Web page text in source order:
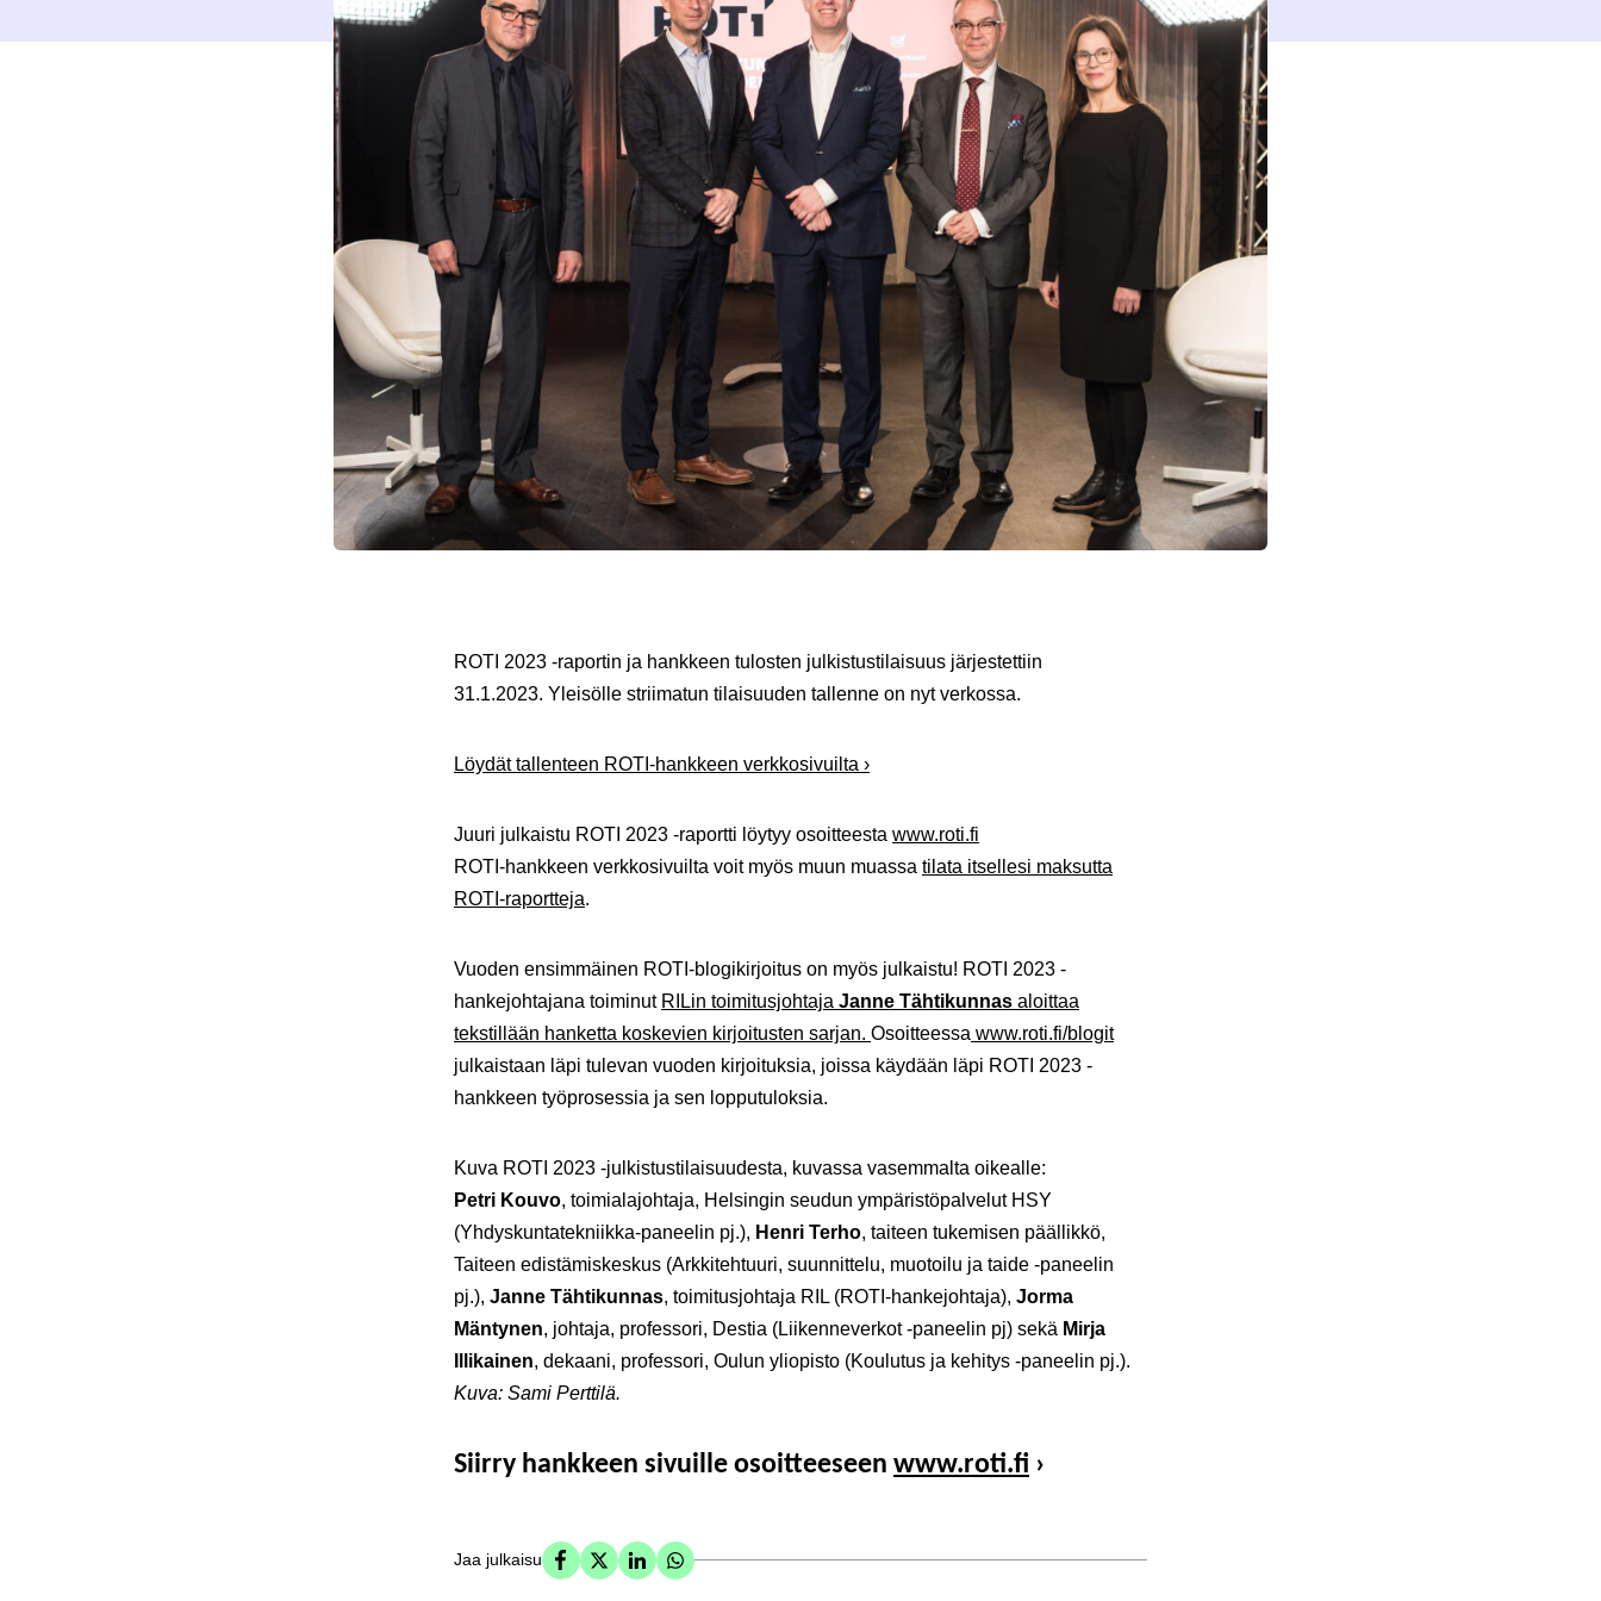
ROTI 2023 -raportin ja hankkeen tulosten julkistustilaisuus järjestettiin
31.1.2023. Yleisölle striimatun tilaisuuden tallenne on nyt verkossa.
Löydät tallenteen ROTI-hankkeen verkkosivuilta ›
Juuri julkaistu ROTI 2023 -raportti löytyy osoitteesta www.roti.fi
ROTI-hankkeen verkkosivuilta voit myös muun muassa tilata itsellesi maksutta
ROTI-raportteja.
Vuoden ensimmäinen ROTI-blogikirjoitus on myös julkaistu! ROTI 2023 -
hankejohtajana toiminut RILin toimitusjohtaja Janne Tähtikunnas aloittaa
tekstillään hanketta koskevien kirjoitusten sarjan. Osoitteessa www.roti.fi/blogit
julkaistaan läpi tulevan vuoden kirjoituksia, joissa käydään läpi ROTI 2023 -
hankkeen työprosessia ja sen lopputuloksia.
Kuva ROTI 2023 -julkistustilaisuudesta, kuvassa vasemmalta oikealle:
Petri Kouvo, toimialajohtaja, Helsingin seudun ympäristöpalvelut HSY
(Yhdyskuntatekniikka-paneelin pj.), Henri Terho, taiteen tukemisen päällikkö,
Taiteen edistämiskeskus (Arkkitehtuuri, suunnittelu, muotoilu ja taide -paneelin
pj.), Janne Tähtikunnas, toimitusjohtaja RIL (ROTI-hankejohtaja), Jorma
Mäntynen, johtaja, professori, Destia (Liikenneverkot -paneelin pj) sekä Mirja
Illikainen, dekaani, professori, Oulun yliopisto (Koulutus ja kehitys -paneelin pj.).
Kuva: Sami Perttilä.
Siirry hankkeen sivuille osoitteeseen www.roti.fi ›
Jaa julkaisu